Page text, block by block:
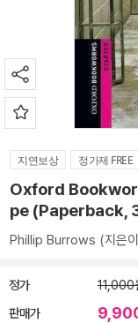
지연보상 정가제 FREE
Oxford
pe (Paperback,
Phillip Burrows (지은
정가 11,000
판매가